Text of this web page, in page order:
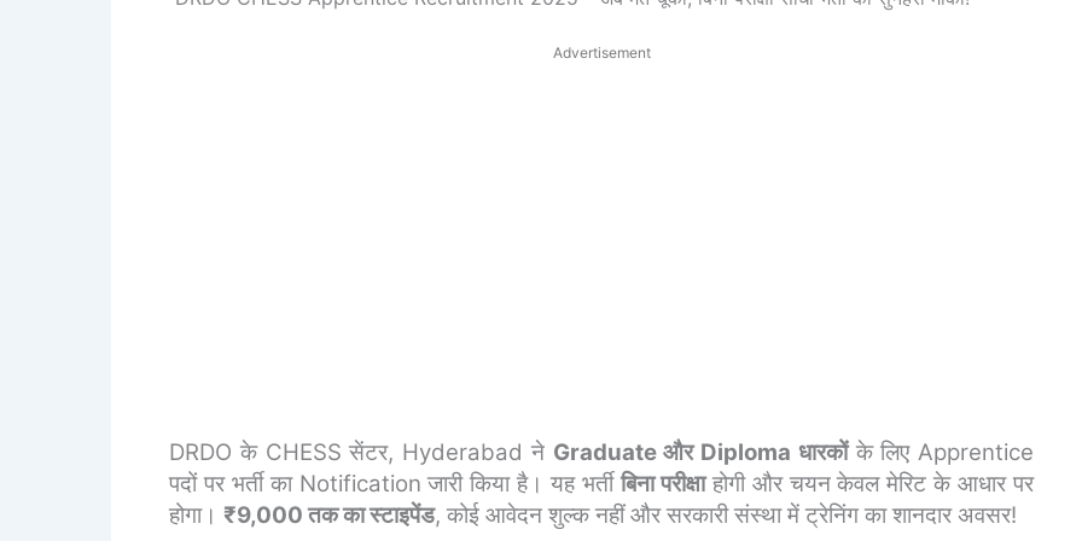
Advertisement
DRDO के CHESS सेंटर, Hyderabad ने Graduate और Diploma धारकोंके लिए Apprentice
पदों पर भर्ती का Notification जारी किया है। यह भर्तीबिना परीक्षाहोगी और चयन केवल मेरिट के आधार पर
होगा। ₹9,000 तक का स्टाइपेंड, कोई आवेदन शुल्क नहीं और सरकारी संस्था में ट्रेनिंग का शानदार अवसर!